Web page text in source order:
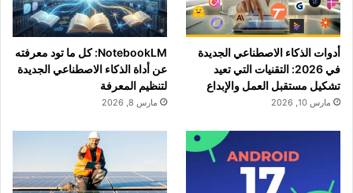
أدوات الذكاء الاصطناعي الجديدة
في 2026: التقنيات التي تعيد
تشكيل مستقبل العمل والإبداع
مارس 10, 2026
NotebookLM: كل ما تود معرفته
عن أداة الذكاء الاصطناعي الجديدة
لتنظيم المعرفة
مارس 8, 2026